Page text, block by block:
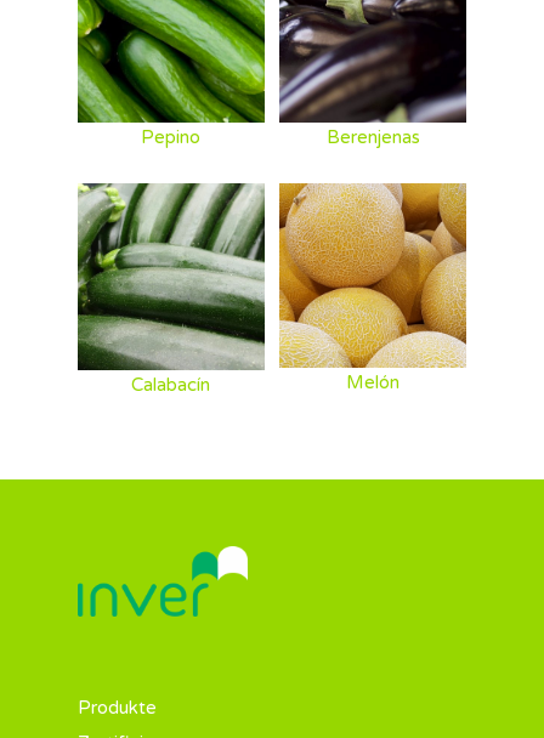
Pepino Berenjenas
Calabacín Melón
Produkte